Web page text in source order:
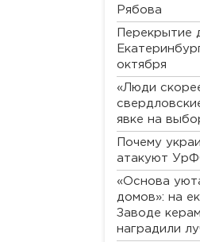
Рябова
Перекрытие
октября
«Люди
явке на
Почему
атакуют
«Основа
домов»: на
Заводе
наградили